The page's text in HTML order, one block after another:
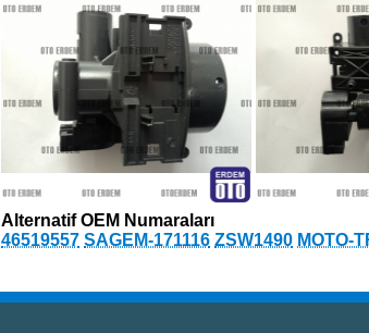
Alternatif OEM Numaraları
46519557 SAGEM-171116 ZSW1490 MOTO-